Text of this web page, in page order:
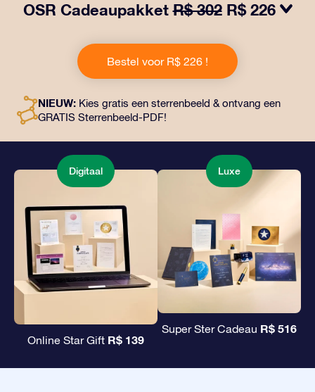
OSR CadeaupakketR$ 302 R$ 226
cadeau bevat een prachtige envelop en
gepersonaliseerde documenten die naar een adres
naar keuze worden verzonden, evenals digitale
een magische manier om een blijvend cadeau te geven
aan vrienden en dierbaren.
Bestel voor R$ 226 !
NIEUW: Kies gratis een sterrenbeeld & ontvang een
GRATIS Sterrenbeeld-PDF!
Digitaal
Online Star Gift R$ 139
Luxe
Super Ster Cadeau R$ 516